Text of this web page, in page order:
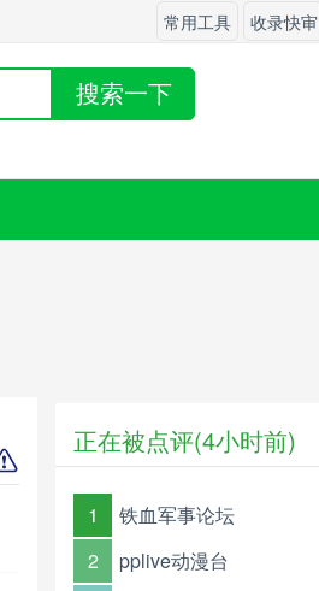
常用工具 收录快审
搜索一下
正在被点评(4小时前)
1 铁血军事论坛
2 pplive动漫台